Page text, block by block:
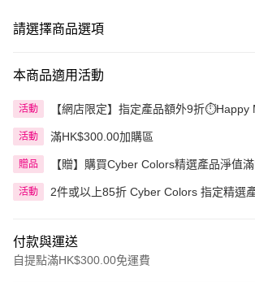
請選擇商品選項
本商品適用活動
活動 【網店限定】指定產品額外9折⏱️Happy
活動 滿HK$300.00加購區
贈品
【贈】購買Cyber Colors精選產品淨值
活動 2件或以上85折 Cyber Colors 指定精選
付款與運送
自提點滿HK$300.00免運費